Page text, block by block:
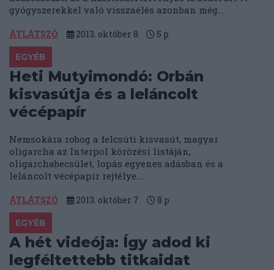
gyógyszerekkel való visszaélés azonban még...
ÁTLÁTSZÓ 2013. október 8. 5 p
EGYÉB
Heti Mutyimondó: Orbán
kisvasútja és a leláncolt
vécépapír
Nemsokára robog a felcsúti kisvasút, magyar
oligarcha az Interpol körözési listáján,
oligarchabecsület, lopás egyenes adásban és a
leláncolt vécépapír rejtélye....
ÁTLÁTSZÓ 2013. október 7. 8 p
EGYÉB
A hét videója: Így adod ki
legféltettebb titkaidat